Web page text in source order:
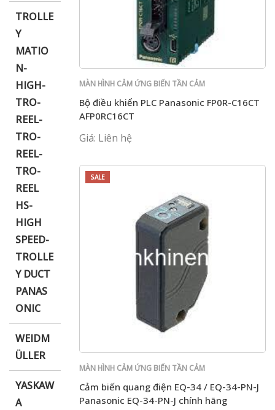
TROLLE
Y
MATIO
N-
HIGH-
TRO-
REEL-
TRO-
REEL-
TRO-
REEL
HS-
HIGH
SPEED-
TROLLE
Y DUCT
PANAS
ONIC
WEIDM
ÜLLER
YASKAW
A
MÀN HÌNH CẢM ỨNG BIẾN TẦN CẢM
Bộ điều khiển PLC Panasonic FP0R-C16CT
AFP0RC16CT
Giá: Liên hệ
SALE
MÀN HÌNH CẢM ỨNG BIẾN TẦN CẢM
Cảm biến quang điện EQ-34 / EQ-34-PN-J
Panasonic EQ-34-PN-J chính hãng